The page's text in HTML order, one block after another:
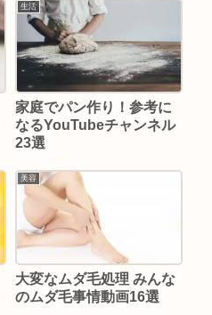
生活
家庭でパン作り！参考に
なるYouTubeチャンネル
23選
美容
大変なムダ毛処理 みんな
のムダ毛事情動画16選